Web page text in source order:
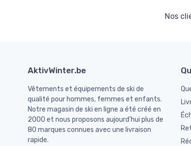
Nos
AktivWinter.be
Vêtements et équipements de ski de
qualité pour hommes, femmes et enfants.
Notre magasin de ski en ligne a été créé en
2000 et nous proposons aujourd'hui plus de
80 marques connues avec une livraison
rapide.